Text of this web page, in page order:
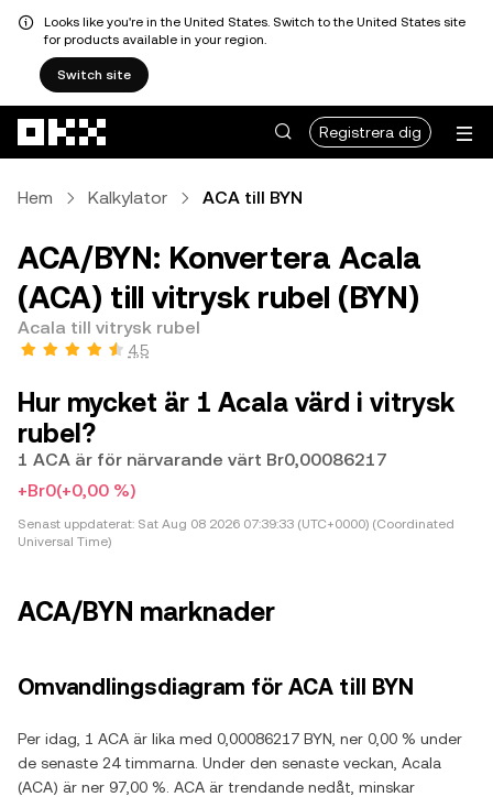
Looks like you're in the United States. Switch to the United States site
for products available in your region.
Switch site
Registrera dig
Hem Kalkylator ACA till BYN
ACA/BYN: Konvertera Acala
(ACA) till vitrysk rubel (BYN)
Acala till vitrysk rubel
4,5
Hur mycket är 1 Acala värd i vitrysk
rubel?
1 ACA är för närvarande värt Br0,00086217
+Br0(+0,00 %)
Senast uppdaterat: Sat Aug 08 2026 07:39:33 (UTC+0000) (Coordinated
Universal Time)
ACA/BYN marknader
Omvandlingsdiagram för ACA till BYN
Per idag, 1 ACA är lika med 0,00086217 BYN, ner 0,00 % under
de senaste 24 timmarna. Under den senaste veckan, Acala
(ACA) är ner 97,00 %. ACA är trendande nedåt, minskar